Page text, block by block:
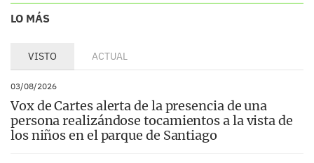
LO MÁS
VISTO ACTUAL
03/08/2026
Vox de Cartes alerta de la presencia de una
persona realizándose tocamientos a la vista de
los niños en el parque de Santiago